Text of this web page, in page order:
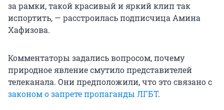
за рамки, такой красивый и яркий клип так
испортить, — расстроилась подписчица Амина
Хафизова.
Комментаторы задались вопросом, почему
природное явление смутило представителей
телеканала. Они предположили, что это связано с
законом о запрете пропаганды ЛГБТ.